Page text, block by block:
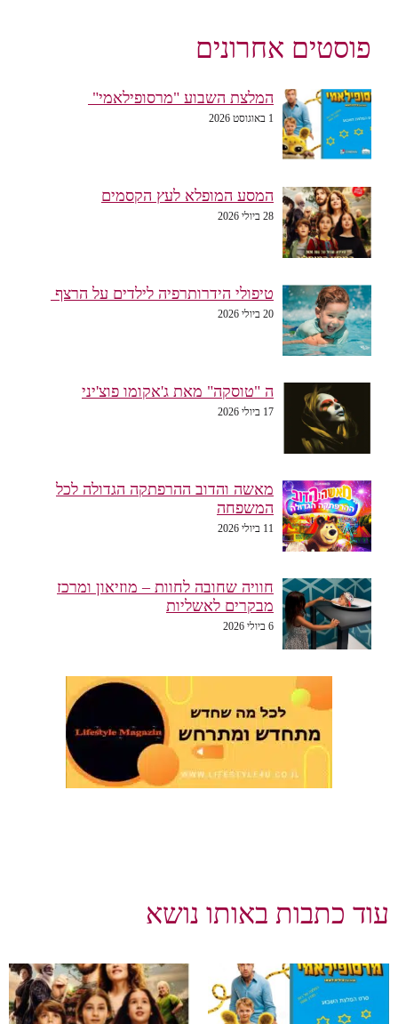
פוסטים אחרונים
המלצת השבוע "מרסופילאמי"
1 באוגוסט 2026
המסע המופלא לעץ הקסמים
28 ביולי 2026
טיפולי הידרותרפיה לילדים על הרצף
20 ביולי 2026
ה "טוסקה" מאת ג'אקומו פוצ'יני
17 ביולי 2026
מאשה והדוב ההרפתקה הגדולה לכל
המשפחה
11 ביולי 2026
חוויה שחובה לחוות – מוזיאון ומרכז
מבקרים לאשליות
6 ביולי 2026
עוד כתבות באותו נושא